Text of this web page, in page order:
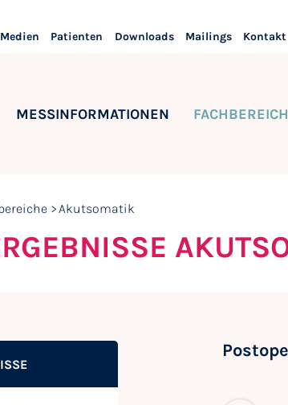
Medien Patienten Downloads Mailings Kontakt
MESSINFORMATIONEN
Akutsomatik